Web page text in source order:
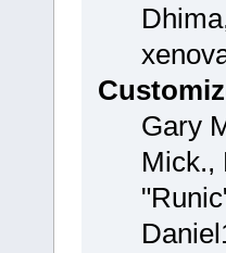
Gary
Mick.,